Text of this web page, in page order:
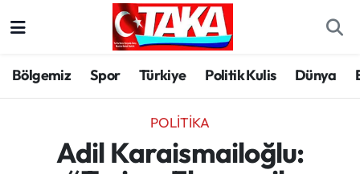
Bölgemiz Spor Türkiye Politik Kulis Dünya
POLITIKA
Adil Karaismailoğlu:
Spor
Türkiye
Trabzon Hava Durumu
Trabzon Trafik Yoğunluk Haritası